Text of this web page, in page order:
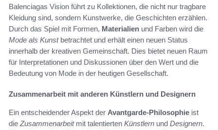
Balenciagas Vision führt zu Kollektionen, die nicht nur tragbare
Kleidung sind, sondern Kunstwerke, die Geschichten erzählen.
Durch das Spiel mit Formen, Materialien und Farben wird die
Mode als Kunstbetrachtet und erhält einen neuen Status
innerhalb der kreativen Gemeinschaft. Dies bietet neuen Raum
für Interpretationen und Diskussionen über den Wert und die
Bedeutung von Mode in der heutigen Gesellschaft.
Zusammenarbeit mit anderen Künstlern und Designern
Ein entscheidender Aspekt der Avantgarde-Philosophie ist
dieZusammenarbeitmit talentierten Künstlern und Designern.